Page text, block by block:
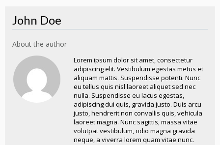
John Doe
About the author
Lorem ipsum dolor sit amet, consectetur
adipiscing elit. Vestibulum egestas metus et
aliquam mattis. Suspendisse potenti. Nunc
eu tellus quis nisl laoreet aliquet sed nec
nulla. Suspendisse eu lacus egestas,
adipiscing dui quis, gravida justo. Duis arcu
justo, hendrerit non convallis quis, vehicula
laoreet magna. Nunc sagittis, massa vitae
volutpat vestibulum, odio magna gravida
neque, a viverra lorem quam vitae nunc.